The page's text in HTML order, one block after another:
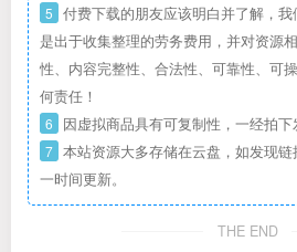
5 付费下载的朋友应该明白并了解，
是出于收集整理的劳务费用，并对资源
性、内容完整性、合法性、可靠性、可
何责任！
6 因虚拟商品具有可复制性，一经拍下
7 本站资源大多存储在云盘，如发现
一时间更新。
THE END